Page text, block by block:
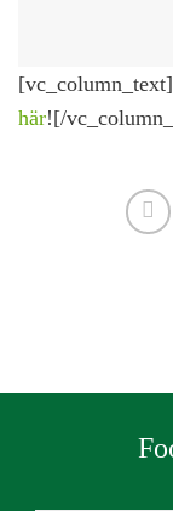
här![/